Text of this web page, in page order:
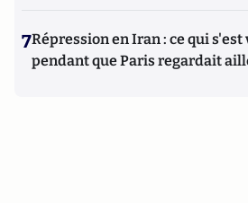
7Répression en Iran : ce qui
pendant que Paris regardait